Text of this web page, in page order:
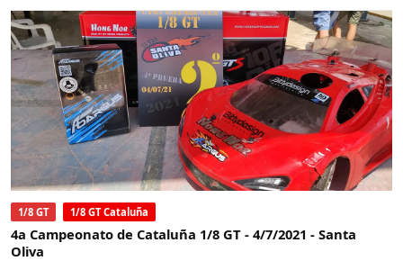
1/8 GT 1/8 GT Cataluña
4a Campeonato de Cataluña 1/8 GT - 4/7/2021 - Santa
Oliva